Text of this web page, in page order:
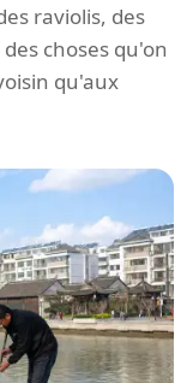
raviolis, des
choses qu'on
qu'aux